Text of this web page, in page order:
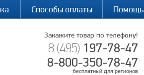
Способы оплаты Помощь
Закажите товар по телефону!
8 (495) 197-78-47
8-800-350-78-47
бесплатный для регионов